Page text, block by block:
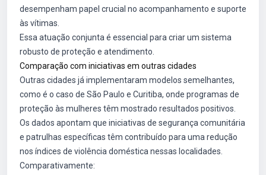
desempenham papel crucial no acompanhamento e suporte
às vítimas.
Essa atuação conjunta é essencial para criar um sistema
robusto de proteção e atendimento.
Comparação com iniciativas em outras cidades
Outras cidades já implementaram modelos semelhantes,
como é o caso de São Paulo e Curitiba, onde programas de
proteção às mulheres têm mostrado resultados positivos.
Os dados apontam que iniciativas de segurança comunitária
e patrulhas específicas têm contribuído para uma redução
nos índices de violência doméstica nessas localidades.
Comparativamente: